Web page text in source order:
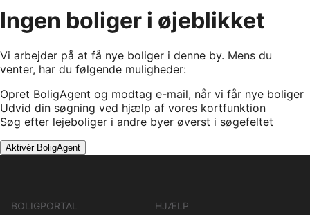
Ingen boliger i øjeblikket
Vi arbejder på at få nye boliger i denne by. Mens du
venter, har du følgende muligheder:
Opret BoligAgent og modtag e-mail, når vi får nye boliger
Udvid din søgning ved hjælp af vores kortfunktion
Søg efter lejeboliger i andre byer øverst i søgefeltet
Aktivér BoligAgent
BOLIGPORTAL
HJÆLP